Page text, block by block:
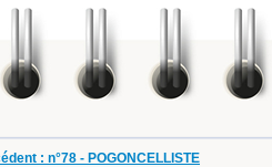
: n°78 - POGONCELLISTE